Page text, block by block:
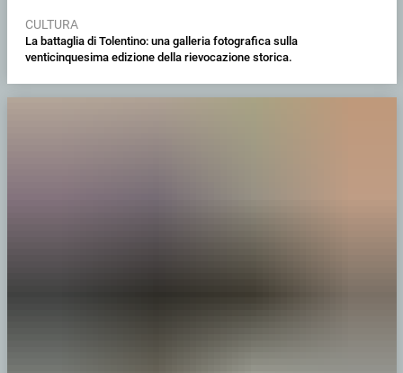
CULTURA
La battaglia di Tolentino: una galleria fotografica sulla
venticinquesima edizione della rievocazione storica.